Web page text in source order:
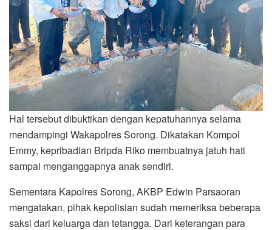
Hal tersebut dibuktikan dengan kepatuhannya selama
mendampingi Wakapolres Sorong. Dikatakan Kompol
Emmy, kepribadian Bripda Riko membuatnya jatuh hati
sampai menganggapnya anak sendiri.
Sementara Kapolres Sorong, AKBP Edwin Parsaoran
mengatakan, pihak kepolisian sudah memeriksa beberapa
saksi dari keluarga dan tetangga. Dari keterangan para